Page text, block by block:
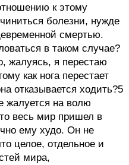
к этому
болезни, нужде
смертью.
в таком случае?
жалуясь, я перестаю
как нога перестает
отказывается ходить?5
жалуется на волю
весь мир пришел в
ему худо. Он не
целое, отдельное и
мира,